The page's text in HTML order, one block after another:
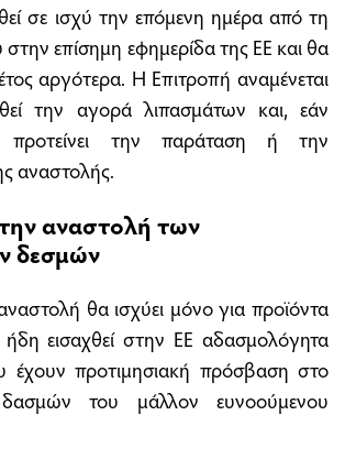
σε ισχύ την επόμενη ημέρα από τη
επίσημη εφημερίδα της ΕΕ και θα
αργότερα. Η Επιτροπή αναμένεται
την αγορά λιπασμάτων και, εάν
προτείνει την παράταση ή την
αναστολής.
την αναστολή των
δεσμών
θα ισχύει μόνο για προϊόντα
εισαχθεί στην ΕΕ αδασμολόγητα
προτιμησιακή πρόσβαση στο
του μάλλον ευνοούμενου